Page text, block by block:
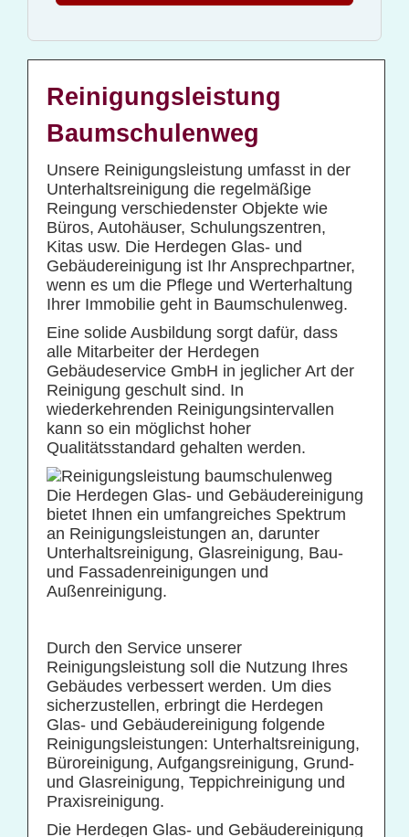
Baucontainerreinigung
Baureinigung
Fassadenreinigung und Denkmalpflege
Fensterreinigung
Fitnessstudioreinigung
Glas- und Glasfassadenreinigung
Großküchenreinigung
Grundreinigung
Industriereinigung
Kino- und Theatersaalreinigung
Kitareinigung
Praxisreinigung
Privathaushaltsreinigung
Restaurantreinigung
Schulreinigung
Solaranlagenreinigung mit Osmosetechnik
Teppichbodenreinigung
Veranstaltungsreinigung
Verkehrs- und Grauflächenreinigung
Verkehrsmittelreinigung
Hausmeisterservice
Grünflächenpflege
Winterdienst
Reinigungsleistung
Baumschulenweg
Unsere Reinigungsleistung umfasst in der
Unterhaltsreinigung die regelmäßige
Reingung verschiedenster Objekte wie
Büros, Autohäuser, Schulungszentren,
Kitas usw. Die Herdegen Glas- und
Gebäudereinigung ist Ihr Ansprechpartner,
wenn es um die Pflege und Werterhaltung
Ihrer Immobilie geht in Baumschulenweg.
Eine solide Ausbildung sorgt dafür, dass
alle Mitarbeiter der Herdegen
Gebäudeservice GmbH in jeglicher Art der
Reinigung geschult sind. In
wiederkehrenden Reinigungsintervallen
kann so ein möglichst hoher
Qualitätsstandard gehalten werden.
Die Herdegen Glas- und Gebäudereinigung
bietet Ihnen ein umfangreiches Spektrum
an Reinigungsleistungen an, darunter
Unterhaltsreinigung, Glasreinigung, Bau-
und Fassadenreinigungen und
Außenreinigung.
Durch den Service unserer
Reinigungsleistung soll die Nutzung Ihres
Gebäudes verbessert werden. Um dies
sicherzustellen, erbringt die Herdegen
Glas- und Gebäudereinigung folgende
Reinigungsleistungen: Unterhaltsreinigung,
Büroreinigung, Aufgangsreinigung, Grund-
und Glasreinigung, Teppichreinigung und
Praxisreinigung.
Die Herdegen Glas- und Gebäudereinigung